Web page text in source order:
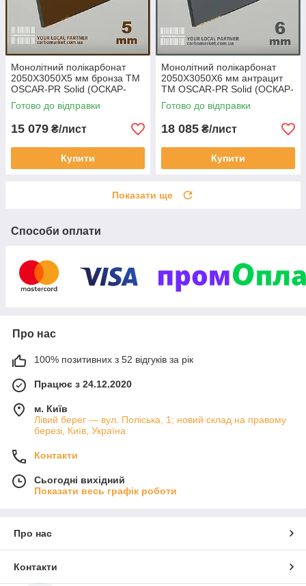
Монолітний полікарбонат
2050Х3050Х5 мм бронза TM
OSCAR-PR Solid (ОСКАР-
Преміум) Сербія
Готово до відправки
15 079 ₴/лист
Купити
Монолітний полікарбонат
2050Х3050Х6 мм антрацит
TM OSCAR-PR Solid (ОСКАР-
Преміум) Сербія
Готово до відправки
18 085 ₴/лист
Купити
Показати ще
Способи оплати
Про нас
100% позитивних з 52 відгуків за рік
Працює з 24.12.2020
м. Київ
Лівий берег — вул. Поліська, 1; новий склад на правому
березі, Київ, Україна
Контакти
Сьогодні вихідний
Показати весь графік роботи
Про нас
Контакти